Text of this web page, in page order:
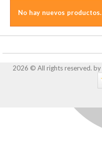
No hay nuevos productos.
2026 © All rights reserved. by